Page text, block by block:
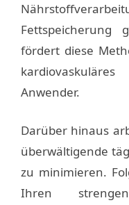
Fettspeicherung
fördert diese
Anwender.
Darüber hinaus
überwältigende
zu minimieren.
Ihren